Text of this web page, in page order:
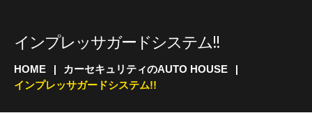
インプレッサガードシステム!!
HOME
カーセキュリティのAUTO HOUSE
インプレッサガードシステム!!